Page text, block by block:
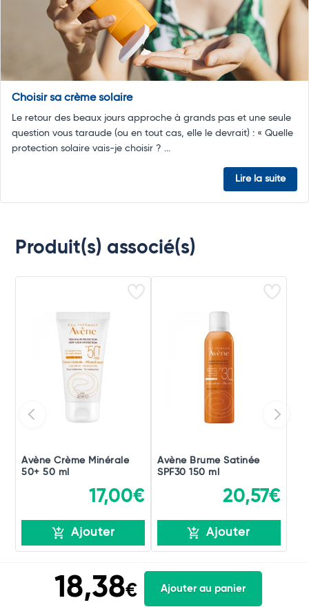
Choisir sa crème solaire
Le retour des beaux jours approche à grands pas et une seule
question vous taraude (ou en tout cas, elle le devrait) : « Quelle
protection solaire vais-je choisir ? ...
Lire la suite
Produit(s) associé(s)
Avène Crème Minérale
50+ 50 ml
17,00€
Ajouter
Avène Brume Satinée
SPF30 150 ml
20,57€
Ajouter
18,38€ Ajouter au panier